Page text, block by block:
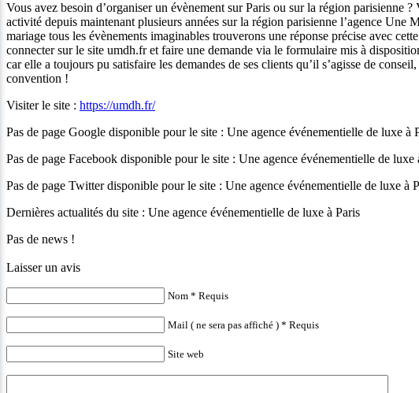
Vous avez besoin d’organiser un évènement sur Paris ou sur la région
activité depuis maintenant plusieurs années sur la région parisienne l’agence Une
mariage tous les évènements imaginables trouverons une réponse précise avec
connecter sur le site umdh.fr et faire une demande via le formulaire mis à
car elle a toujours pu satisfaire les demandes de ses clients qu’il s’agisse de
convention !
Visiter le site : https://umdh.fr/
Pas de page Google disponible pour le site : Une agence événementielle de luxe à
Pas de page Facebook disponible pour le site : Une agence événementielle de luxe
Pas de page Twitter disponible pour le site : Une agence événementielle de luxe à
Dernières actualités du site : Une agence événementielle de luxe à Paris
Pas de news !
Laisser un avis
Nom * Requis
Mail ( ne sera pas affiché ) * Requis
Site web